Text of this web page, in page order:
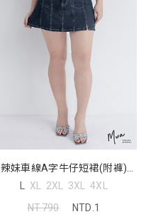
辣妹車線A字牛仔短裙(附褲)
MUA! 中大尺碼裙子
L XL 2XL 3XL 4XL
NT.790
NTD.1